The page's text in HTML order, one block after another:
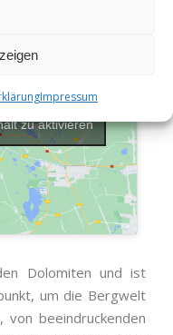
Impressum
Cookies zu
zu aktivieren
Dolomiten und ist
um die Bergwelt
beeindruckenden